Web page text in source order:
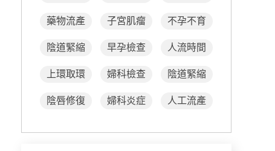
藥物流產 子宮肌瘤 不孕不育
陰道緊縮 早孕檢查 人流時間
上環取環 婦科檢查 陰道緊縮
陰唇修復 婦科炎症 人工流產